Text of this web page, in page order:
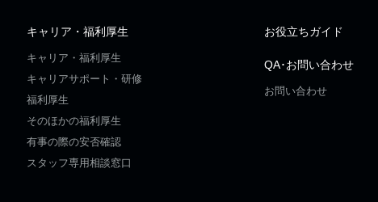
キャリア・福利厚生
キャリア・福利厚生
キャリアサポート・研修
福利厚生
そのほかの福利厚生
有事の際の安否確認
スタッフ専用相談窓口
お役立ちガイド
QA･お問い合わせ
お問い合わせ